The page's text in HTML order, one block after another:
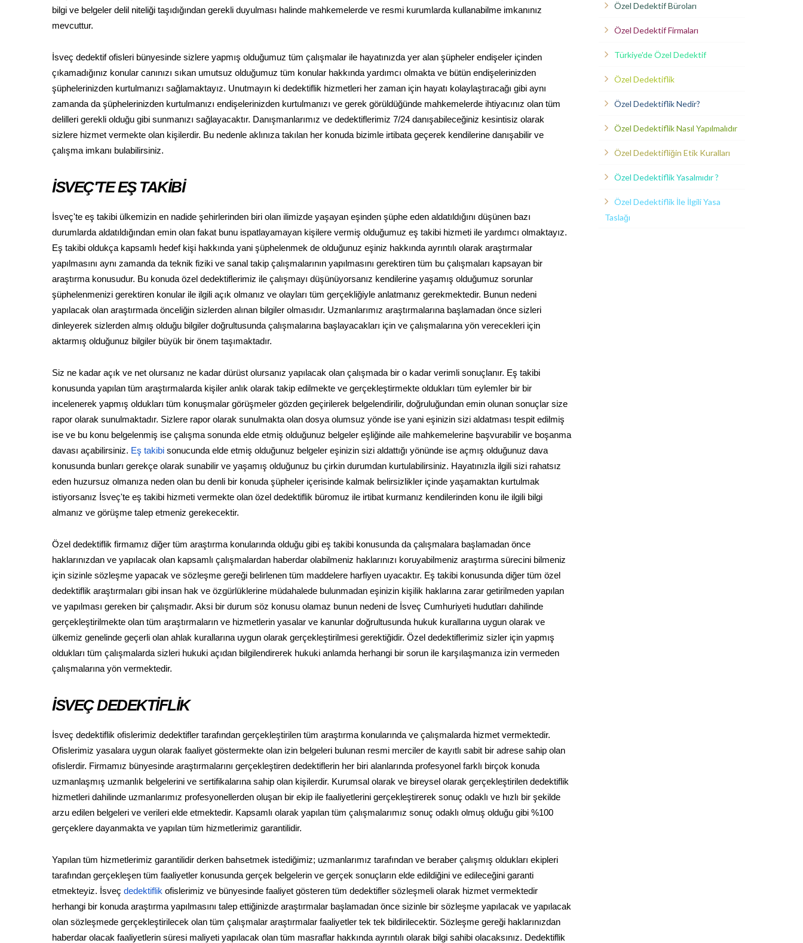
bilgi ve belgeler delil niteliği taşıdığından gerekli duyulması halinde mahkemelerde ve resmi kurumlarda kullanabilme imkanınız
mevcuttur.
İsveç dedektif ofisleri bünyesinde sizlere yapmış olduğumuz tüm çalışmalar ile hayatınızda yer alan şüpheler endişeler içinden
çıkamadığınız konular canınızı sıkan umutsuz olduğumuz tüm konular hakkında yardımcı olmakta ve bütün endişelerinizden
şüphelerinizden kurtulmanızı sağlamaktayız. Unutmayın ki dedektiflik hizmetleri her zaman için hayatı kolaylaştıracağı gibi aynı
zamanda da şüphelerinizden kurtulmanızı endişelerinizden kurtulmanızı ve gerek görüldüğünde mahkemelerde ihtiyacınız olan tüm
delilleri gerekli olduğu gibi sunmanızı sağlayacaktır. Danışmanlarımız ve dedektiflerimiz 7/24 danışabileceğiniz kesintisiz olarak
sizlere hizmet vermekte olan kişilerdir. Bu nedenle aklınıza takılan her konuda bizimle irtibata geçerek kendilerine danışabilir ve
çalışma imkanı bulabilirsiniz.
İSVEÇ'TE EŞ TAKİBİ
İsveç'te eş takibi ülkemizin en nadide şehirlerinden biri olan ilimizde yaşayan eşinden şüphe eden aldatıldığını düşünen bazı
durumlarda aldatıldığından emin olan fakat bunu ispatlayamayan kişilere vermiş olduğumuz eş takibi hizmeti ile yardımcı olmaktayız.
Eş takibi oldukça kapsamlı hedef kişi hakkında yani şüphelenmek de olduğunuz eşiniz hakkında ayrıntılı olarak araştırmalar
yapılmasını aynı zamanda da teknik fiziki ve sanal takip çalışmalarının yapılmasını gerektiren tüm bu çalışmaları kapsayan bir
araştırma konusudur. Bu konuda özel dedektiflerimiz ile çalışmayı düşünüyorsanız kendilerine yaşamış olduğumuz sorunlar
şüphelenmenizi gerektiren konular ile ilgili açık olmanız ve olayları tüm gerçekliğiyle anlatmanız gerekmektedir. Bunun nedeni
yapılacak olan araştırmada önceliğin sizlerden alınan bilgiler olmasıdır. Uzmanlarımız araştırmalarına başlamadan önce sizleri
dinleyerek sizlerden almış olduğu bilgiler doğrultusunda çalışmalarına başlayacakları için ve çalışmalarına yön verecekleri için
aktarmış olduğunuz bilgiler büyük bir önem taşımaktadır.
Siz ne kadar açık ve net olursanız ne kadar dürüst olursanız yapılacak olan çalışmada bir o kadar verimli sonuçlanır. Eş takibi
konusunda yapılan tüm araştırmalarda kişiler anlık olarak takip edilmekte ve gerçekleştirmekte oldukları tüm eylemler bir bir
incelenerek yapmış oldukları tüm konuşmalar görüşmeler gözden geçirilerek belgelendirilir, doğruluğundan emin olunan sonuçlar size
rapor olarak sunulmaktadır. Sizlere rapor olarak sunulmakta olan dosya olumsuz yönde ise yani eşinizin sizi aldatması tespit edilmiş
ise ve bu konu belgelenmiş ise çalışma sonunda elde etmiş olduğunuz belgeler eşliğinde aile mahkemelerine başvurabilir ve boşanma
davası açabilirsiniz. Eş takibi sonucunda elde etmiş olduğunuz belgeler eşinizin sizi aldattığı yönünde ise açmış olduğunuz dava
konusunda bunları gerekçe olarak sunabilir ve yaşamış olduğunuz bu çirkin durumdan kurtulabilirsiniz. Hayatınızla ilgili sizi rahatsız
eden huzursuz olmanıza neden olan bu denli bir konuda şüpheler içerisinde kalmak belirsizlikler içinde yaşamaktan kurtulmak
istiyorsanız İsveç'te eş takibi hizmeti vermekte olan özel dedektiflik büromuz ile irtibat kurmanız kendilerinden konu ile ilgili bilgi
almanız ve görüşme talep etmeniz gerekecektir.
Özel dedektiflik firmamız diğer tüm araştırma konularında olduğu gibi eş takibi konusunda da çalışmalara başlamadan önce
haklarınızdan ve yapılacak olan kapsamlı çalışmalardan haberdar olabilmeniz haklarınızı koruyabilmeniz araştırma sürecini bilmeniz
için sizinle sözleşme yapacak ve sözleşme gereği belirlenen tüm maddelere harfiyen uyacaktır. Eş takibi konusunda diğer tüm özel
dedektiflik araştırmaları gibi insan hak ve özgürlüklerine müdahalede bulunmadan eşinizin kişilik haklarına zarar getirilmeden yapılan
ve yapılması gereken bir çalışmadır. Aksi bir durum söz konusu olamaz bunun nedeni de İsveç Cumhuriyeti hudutları dahilinde
gerçekleştirilmekte olan tüm araştırmaların ve hizmetlerin yasalar ve kanunlar doğrultusunda hukuk kurallarına uygun olarak ve
ülkemiz genelinde geçerli olan ahlak kurallarına uygun olarak gerçekleştirilmesi gerektiğidir. Özel dedektiflerimiz sizler için yapmış
oldukları tüm çalışmalarda sizleri hukuki açıdan bilgilendirerek hukuki anlamda herhangi bir sorun ile karşılaşmanıza izin vermeden
çalışmalarına yön vermektedir.
İSVEÇ DEDEKTİFLİK
İsveç dedektiflik ofislerimiz dedektifler tarafından gerçekleştirilen tüm araştırma konularında ve çalışmalarda hizmet vermektedir.
Ofislerimiz yasalara uygun olarak faaliyet göstermekte olan izin belgeleri bulunan resmi merciler de kayıtlı sabit bir adrese sahip olan
ofislerdir. Firmamız bünyesinde araştırmalarını gerçekleştiren dedektiflerin her biri alanlarında profesyonel farklı birçok konuda
uzmanlaşmış uzmanlık belgelerini ve sertifikalarına sahip olan kişilerdir. Kurumsal olarak ve bireysel olarak gerçekleştirilen dedektiflik
hizmetleri dahilinde uzmanlarımız profesyonellerden oluşan bir ekip ile faaliyetlerini gerçekleştirerek sonuç odaklı ve hızlı bir şekilde
arzu edilen belgeleri ve verileri elde etmektedir. Kapsamlı olarak yapılan tüm çalışmalarımız sonuç odaklı olmuş olduğu gibi %100
gerçeklere dayanmakta ve yapılan tüm hizmetlerimiz garantilidir.
Yapılan tüm hizmetlerimiz garantilidir derken bahsetmek istediğimiz; uzmanlarımız tarafından ve beraber çalışmış oldukları ekipleri
tarafından gerçekleşen tüm faaliyetler konusunda gerçek belgelerin ve gerçek sonuçların elde edildiğini ve edileceğini garanti
etmekteyiz. İsveç dedektiflik ofislerimiz ve bünyesinde faaliyet gösteren tüm dedektifler sözleşmeli olarak hizmet vermektedir
herhangi bir konuda araştırma yapılmasını talep ettiğinizde araştırmalar başlamadan önce sizinle bir sözleşme yapılacak ve yapılacak
olan sözleşmede gerçekleştirilecek olan tüm çalışmalar araştırmalar faaliyetler tek tek bildirilecektir. Sözleşme gereği haklarınızdan
haberdar olacak faaliyetlerin süresi maliyeti yapılacak olan tüm masraflar hakkında ayrıntılı olarak bilgi sahibi olacaksınız. Dedektiflik
Özel Dedektif Büroları
Özel Dedektif Firmaları
Türkiye'de Özel Dedektif
Özel Dedektiflik
Özel Dedektiflik Nedir?
Özel Dedektiflik Nasıl Yapılmalıdır
Özel Dedektifliğin Etik Kuralları
Özel Dedektiflik Yasalmıdır ?
Özel Dedektiflik İle İlgili Yasa
Taslağı